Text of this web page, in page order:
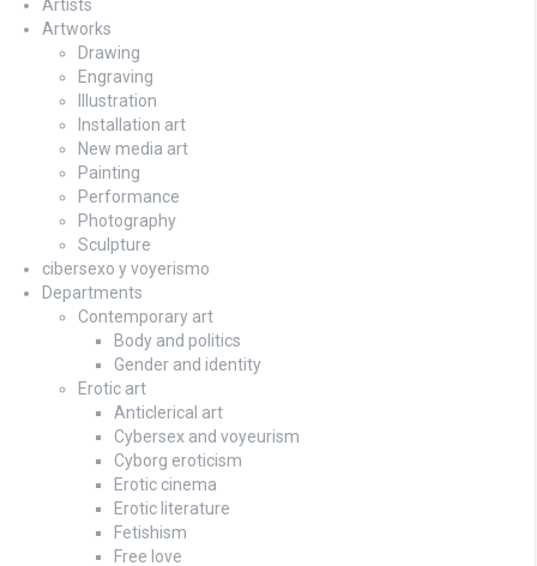
Artists
Artworks
Drawing
Engraving
Illustration
Installation art
New media art
Painting
Performance
Photography
Sculpture
cibersexo y voyerismo
Departments
Contemporary art
Body and politics
Gender and identity
Erotic art
Anticlerical art
Cybersex and voyeurism
Cyborg eroticism
Erotic cinema
Erotic literature
Fetishism
Free love